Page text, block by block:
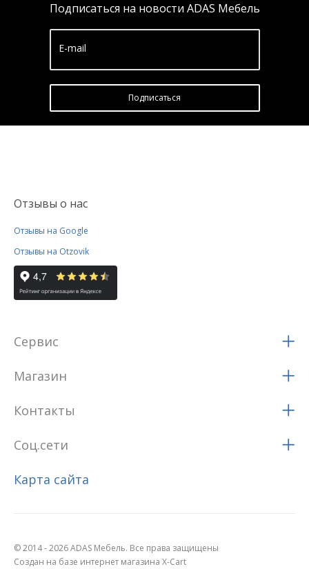
Подписаться на новости ADAS Мебель
E-mail
Подписатьcя
Отзывы о нас
Отзывы на Google
Отзывы на Otzovik
Сервис
Магазин
Контакты
Соц.сети
Карта сайта
© 2014 - 2026 ADAS Мебель. Все права защищены
Создан на базе интернет магазина X-Cart